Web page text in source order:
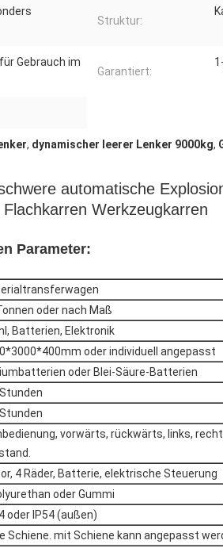
Struktur:
Gebrauch im
Garantiert:
, dynamischer leerer Lenker 9000kg,
automatische
Werkzeugkarren
Parameter:
oder nach Maß
Batterien, Elektronik
oder individuell angepasst
oder Blei-Säure-Batterien
vorwärts, rückwärts, links,
4 Räder, Batterie, elektrische Steuerung
oder Gummi
oder IP54 (außen)
Schiene. mit Schiene kann angepasst